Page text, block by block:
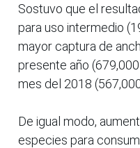
Sostuvo que el
para uso intermedio
mayor captura de
presente año
mes del 2018
De igual modo,
especies para